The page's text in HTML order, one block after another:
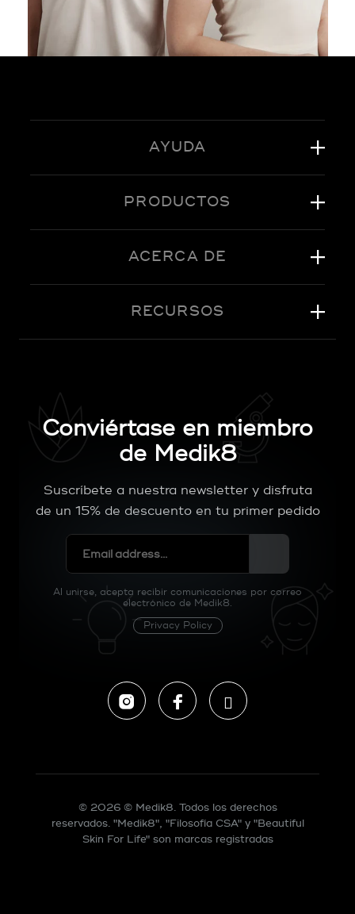
AYUDA
PRODUCTOS
ACERCA DE
RECURSOS
Conviértase en miembro
de Medik8
Suscríbete a nuestra newsletter y disfruta
de un 15% de descuento en tu primer pedido
Al unirse, acepta recibir comunicaciones por correo
electrónico de Medik8.
Privacy Policy
© 2026 © Medik8. Todos los derechos
reservados. "Medik8", "Filosofía CSA" y "Beautiful
Skin For Life" son marcas registradas
InstagramFacebookTiktok